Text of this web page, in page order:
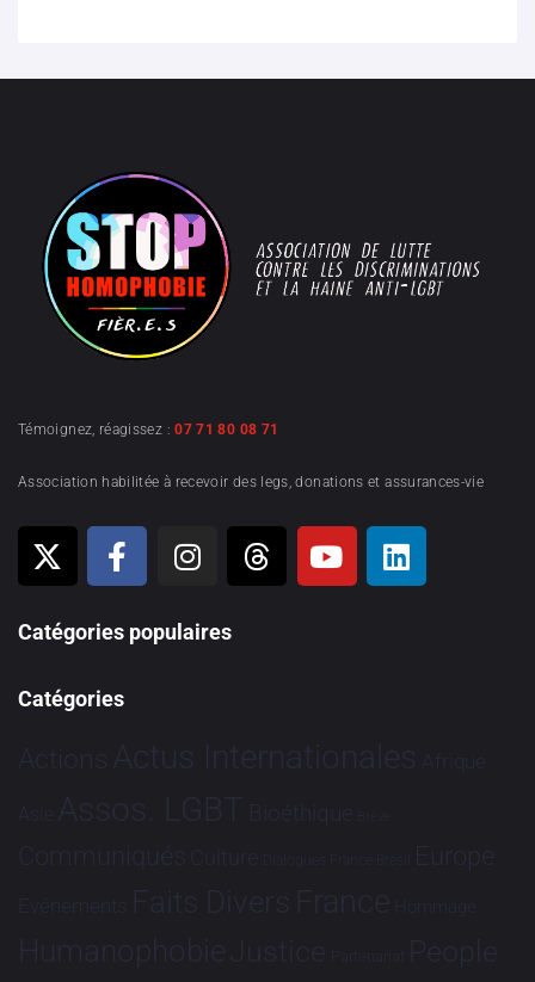
Témoignez, réagissez :07 71 80 08 71
Association habilitée à recevoir des legs, donations et assurances-vie
Catégories populaires
Catégories
Actions Actus Internationales Afrique
Asie Assos. LGBT Bioéthique Brève
Communiqués Culture Dialogues France-Brésil Europe
Evénements Faits Divers France Hommage
HumanophobieJustice Partenariat People